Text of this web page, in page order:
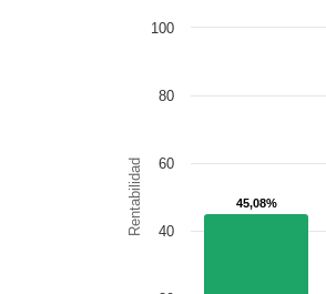
Rentabilidad 45,08%
45,08%
40
60
80
100